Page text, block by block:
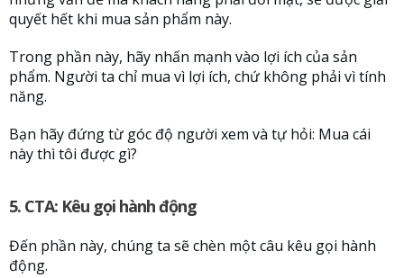
quyết hết khi mua sản phẩm này.
Trong phần này, hãy nhấn mạnh vào lợi ích của sản
phẩm. Người ta chỉ mua vì lợi ích, chứ không phải vì tính
năng.
Bạn hãy đứng từ góc độ người xem và tự hỏi: Mua cái
này thì tôi được gì?
5. CTA: Kêu gọi hành động
Đến phần này, chúng ta sẽ chèn một câu kêu gọi hành
động.